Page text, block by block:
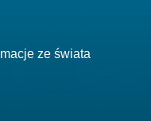
ze świata